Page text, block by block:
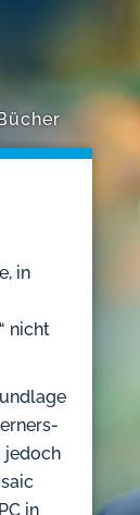
in
nicht
jedoch
in